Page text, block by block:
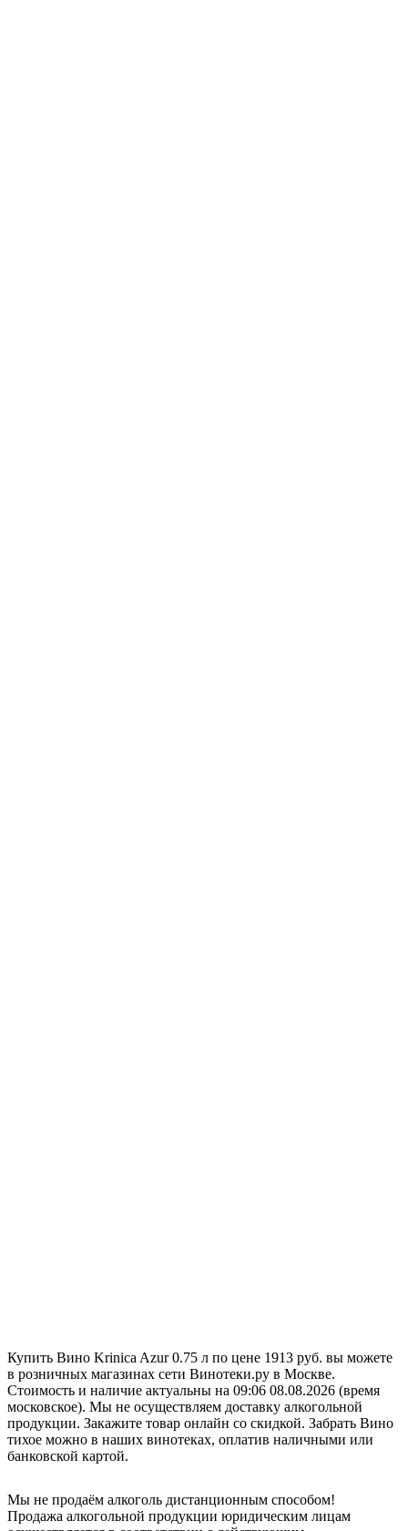
Купить Вино Krinica Azur 0.75 л по цене 1913 руб. вы можете
в розничных магазинах сети Винотеки.ру в Москве.
Стоимость и наличие актуальны на 09:06 08.08.2026 (время
московское). Мы не осуществляем доставку алкогольной
продукции. Закажите товар онлайн со скидкой. Забрать Вино
тихое можно в наших винотеках, оплатив наличными или
банковской картой.
Мы не продаём алкоголь дистанционным способом!
Продажа алкогольной продукции юридическим лицам